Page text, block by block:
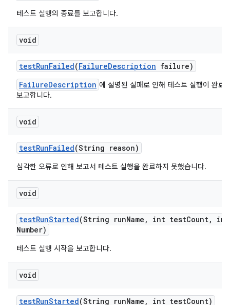
테스트 실행의 종료를 보고합니다.
void
testRunFailed(FailureDescription failure)
FailureDescription 에 설명된 실패로 인해 테스트 실행이 완료
보고합니다.
void
testRunFailed(String reason)
심각한 오류로 인해 보고서 테스트 실행을 완료하지 못했습니다.
void
testRunStarted(String runName , int testCount,
int
Number)
테스트 실행 시작을 보고합니다.
void
testRunStarted(String runName , int testCount)